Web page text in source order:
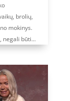
brolių,
mokinys.
negali būti...